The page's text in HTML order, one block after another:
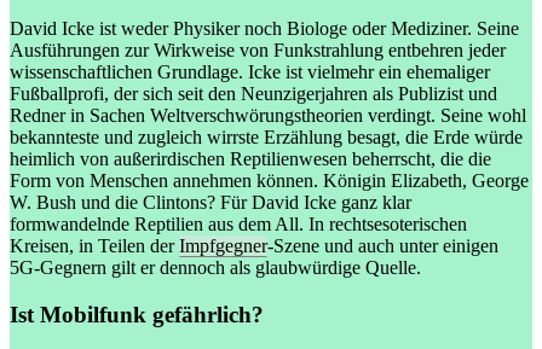
David Icke ist weder Physiker noch Biologe oder Mediziner. Seine
Ausführungen zur Wirkweise von Funkstrahlung entbehren jeder
wissenschaftlichen Grundlage. Icke ist vielmehr ein ehemaliger
Fußballprofi, der sich seit den Neunzigerjahren als Publizist und
Redner in Sachen Weltverschwörungstheorien verdingt. Seine wohl
bekannteste und zugleich wirrste Erzählung besagt, die Erde würde
heimlich von außerirdischen Reptilienwesen beherrscht, die die
Form von Menschen annehmen können. Königin Elizabeth, George
W. Bush und die Clintons? Für David Icke ganz klar
formwandelnde Reptilien aus dem All. In rechtsesoterischen
Kreisen, in Teilen derImpfgegner-Szene und auch unter einigen
5G-Gegnern gilt er dennoch als glaubwürdige Quelle.
Ist Mobilfunk gefährlich?